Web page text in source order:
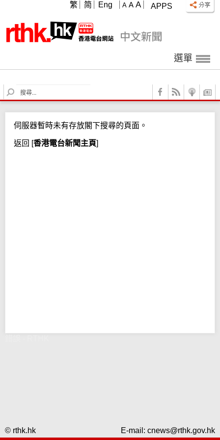
APPS
A A A
繁 简 Eng
選單
S
e
c
h
伺服器暫時未有存放閣下搜尋的頁面。
返回 [香港電台新聞主頁]
© rthk.hk E-mail: cnews@rthk.gov.hk